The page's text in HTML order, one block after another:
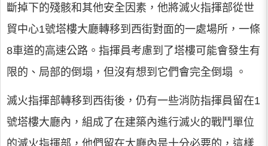
斷掉下的殘骸和其他安全因素，他將滅火指揮部從世
貿中心1號塔樓大廳轉移到西街對面的一處場所，一條
8車道的高速公路。指揮員考慮到了塔樓可能會發生有
限的、局部的倒塌，但沒有想到它們會完全倒塌 。
滅火指揮部轉移到西街後，仍有一些消防指揮員留在1
號塔樓大廳內，組成了在建築內進行滅火的戰鬥單位
的滅火指揮部，他們留在大廳內是十分必要的，這樣